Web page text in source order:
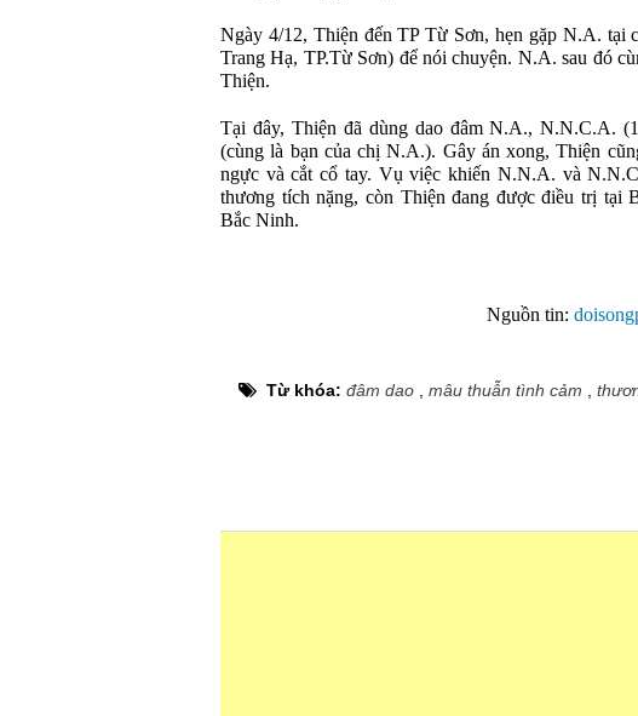
Ngày 4/12, Thiện đến TP Từ Sơn, hẹn gặp N.A. tại
Trang Hạ, TP.Từ Sơn) để nói chuyện. N.A. sau đó
Thiện.
Tại đây, Thiện đã dùng dao đâm N.A., N.N.C.A.
(cùng là bạn của chị N.A.). Gây án xong, Thiện
ngực và cắt cổ tay. Vụ việc khiến N.N.A. và
thương tích nặng, còn Thiện đang được điều trị tại
Bắc Ninh.
Nguồn tin:
Từ khóa: đâm dao mâu thuẫn tình cảm